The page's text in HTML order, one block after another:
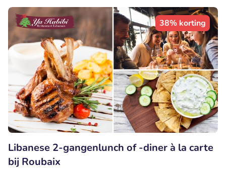
38% korting
Libanese 2-gangenlunch of -diner à la carte
bij Roubaix